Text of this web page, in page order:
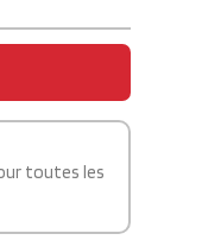
toutes les